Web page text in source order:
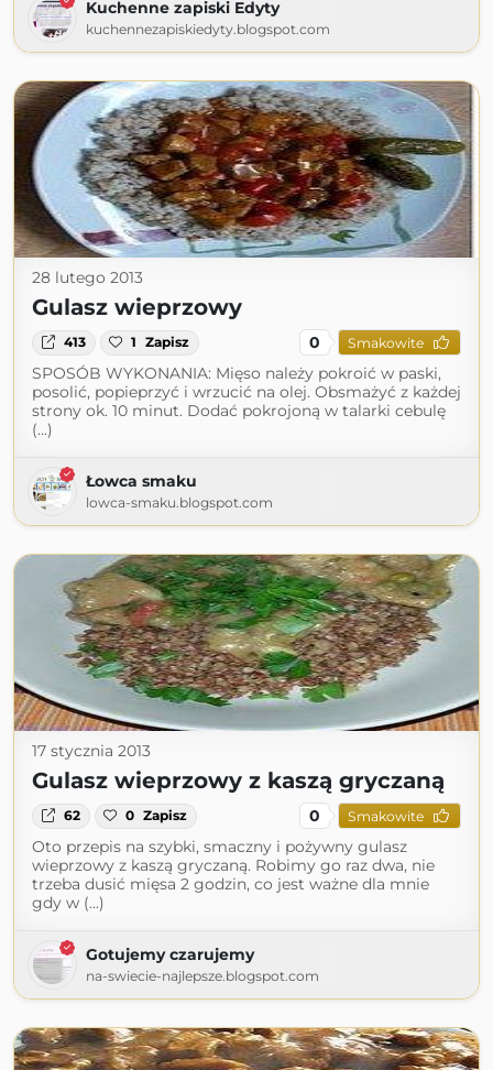
Kuchenne zapiski Edyty
kuchennezapiskiedyty.blogspot.com
28 lutego 2013
Gulasz wieprzowy
413 1 Zapisz 0 Smakowite
SPOSÓB WYKONANIA: Mięso należy pokroić w paski,
posolić, popieprzyć i wrzucić na olej. Obsmażyć z każdej
strony ok. 10 minut. Dodać pokrojoną w talarki cebulę
(...)
Łowca smaku
lowca-smaku.blogspot.com
17 stycznia 2013
Gulasz wieprzowy z kaszą gryczaną
62 0 Zapisz 0 Smakowite
Oto przepis na szybki, smaczny i pożywny gulasz
wieprzowy z kaszą gryczaną. Robimy go raz dwa, nie
trzeba dusić mięsa 2 godzin, co jest ważne dla mnie
gdy w (...)
Gotujemy czarujemy
na-swiecie-najlepsze.blogspot.com